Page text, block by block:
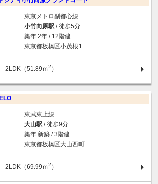
東京メトロ副都心線
小竹向原駅/ 徒歩5分
築年 2年 / 12階建
東京都板橋区小茂根1
2LDK（51.89ｍ2 ）
東武東上線
大山駅/ 徒歩9分
築年 新築 / 3階建
東京都板橋区大山西町
2LDK（69.99ｍ2 ）